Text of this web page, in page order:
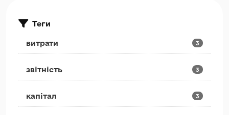
Теги
витрати 3
звітність 3
капітал 3